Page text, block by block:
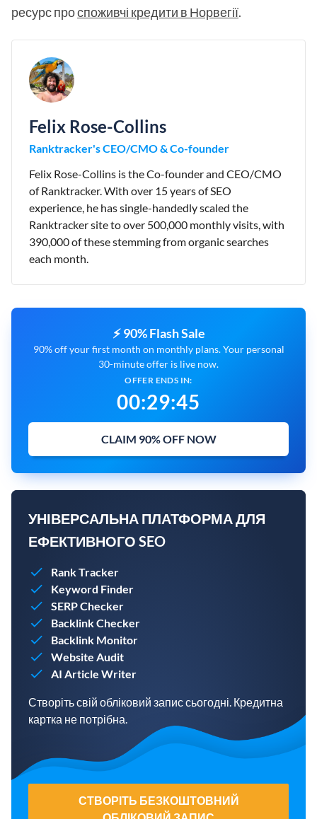
ресурс проспоживчі кредити в Норвегії.
Felix Rose-Collins
Ranktracker's CEO/CMO & Co-founder
Felix Rose-Collins is the Co-founder and CEO/CMO
of Ranktracker. With over 15 years of SEO
experience, he has single-handedly scaled the
Ranktracker site to over 500,000 monthly visits, with
390,000 of these stemming from organic searches
each month.
⚡ 90% Flash Sale
90% off your first month on monthly plans. Your personal
30-minute offer is live now.
OFFER ENDS IN:
00:29:44
CLAIM 90% OFF NOW
УНІВЕРСАЛЬНА ПЛАТФОРМА ДЛЯ
ЕФЕКТИВНОГО SEO
Rank Tracker
Keyword Finder
SERP Checker
Backlink Checker
Backlink Monitor
Website Audit
AI Article Writer
Створіть свій обліковий запис сьогодні. Кредитна
картка не потрібна.
СТВОРІТЬ БЕЗКОШТОВНИЙ